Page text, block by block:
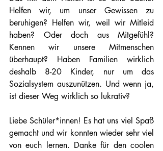
Helfen wir, um unser Gewissen zu
beruhigen? Helfen wir, weil wir Mitleid
haben? Oder doch aus Mitgefühl?
Kennen wir unsere Mitmenschen
überhaupt? Haben Familien wirklich
deshalb 8-20 Kinder, nur um das
Sozialsystem auszunützen. Und wenn ja,
ist dieser Weg wirklich so lukrativ?
Liebe Schüler*innen! Es hat uns viel Spaß
gemacht und wir konnten wieder sehr viel
von euch lernen. Danke für den coolen